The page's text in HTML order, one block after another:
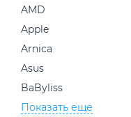
AMD
Apple
Arnica
Asus
BaByliss
Показать еще